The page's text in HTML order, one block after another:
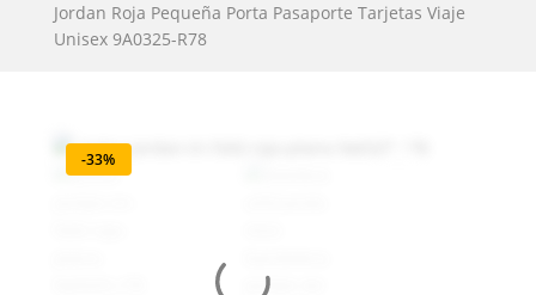
Jordan Roja Pequeña Porta Pasaporte Tarjetas Viaje
Unisex 9A0325-R78
-33%